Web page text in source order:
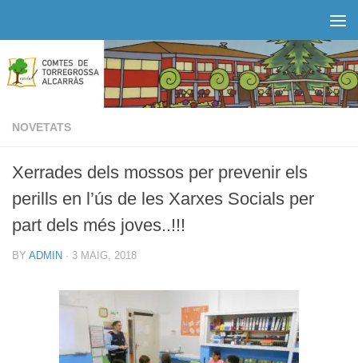
NOVETATS
Xerrades dels mossos per prevenir els
perills en l’ús de les Xarxes Socials per
part dels més joves..!!!
BY ADMIN · 3 MAIG, 2018